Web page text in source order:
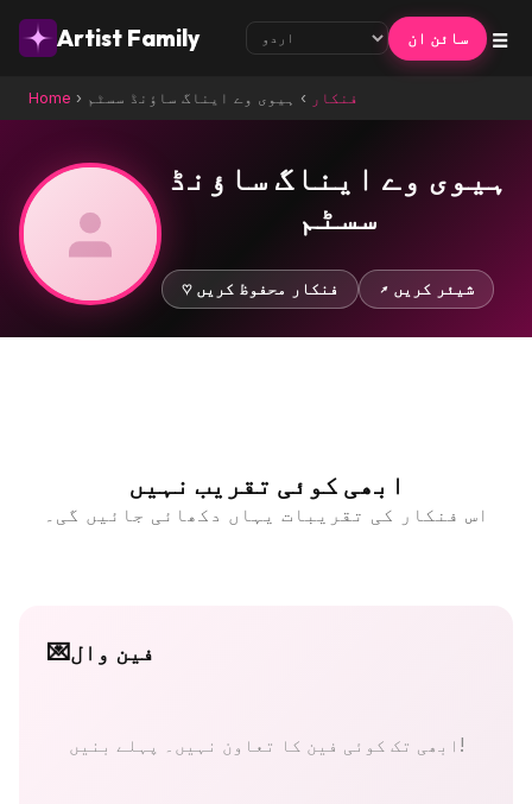
Artist Family سائن ان ☰
Home › فنکار › ہیوی وے ایناگ ساؤنڈ سسٹم
ہیوی وے ایناگ ساؤنڈ
سسٹم
♡ فنکار محفوظ کریں ↗ شیئر کریں
ابھی کوئی تقریب نہیں
اس فنکار کی تقریبات یہاں دکھائی جائیں گی۔
💌فین وال
ابھی تک کوئی فین کا تعاون نہیں۔ پہلے بنیں!